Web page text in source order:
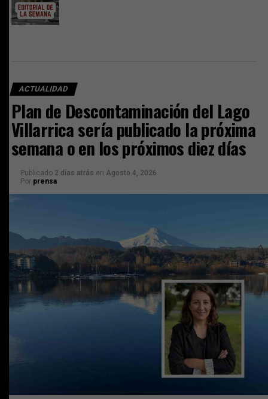
ACTUALIDAD
Plan de Descontaminación del Lago
Villarrica sería publicado la próxima
semana o en los próximos diez días
Publicado 2 días atrás en Agosto 4, 2026
Por prensa